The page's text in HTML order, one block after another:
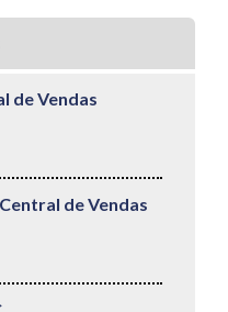
de Vendas
de Vendas